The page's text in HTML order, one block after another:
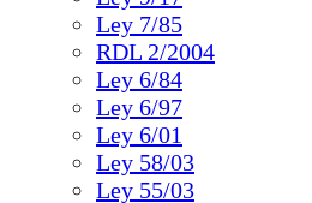
Ley 7/85
RDL 2/2004
Ley 6/84
Ley 6/97
Ley 6/01
Ley 58/03
Ley 55/03